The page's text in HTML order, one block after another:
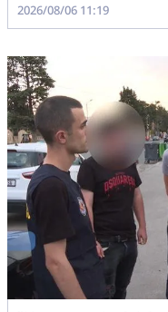
2026/08/06 11:19